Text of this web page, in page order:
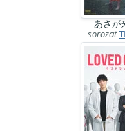
あさが
sorozat